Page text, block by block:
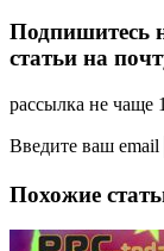
Подпишитесь
статьи на
рассылка не чаще
Введите ваш email
Похожие